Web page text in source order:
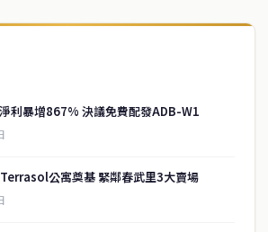
利暴增867% 決議免費配發ADB-W1
公寓奠基 緊鄰春武里3大賣場